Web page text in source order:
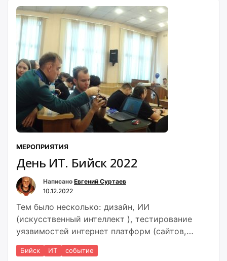
МЕРОПРИЯТИЯ
День ИТ. Бийск 2022
Написано Евгений Суртаев
10.12.2022
Тем было несколько: дизайн, ИИ
(искусственный интеллект ), тестирование
уязвимостей интернет платформ (сайтов,
соцсетей…) и создание контроллеров с
системами их программирования.
Бийск ИТ событие